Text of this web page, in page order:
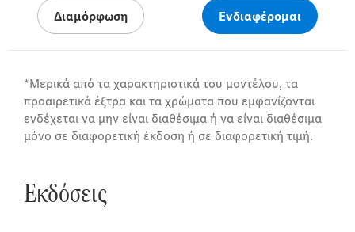
Διαμόρφωση Ενδιαφέρομαι
*Μερικά από τα χαρακτηριστικά του μοντέλου, τα
προαιρετικά έξτρα και τα χρώματα που εμφανίζονται
ενδέχεται να μην είναι διαθέσιμα ή να είναι διαθέσιμα
μόνο σε διαφορετική έκδοση ή σε διαφορετική τιμή.
Εκδόσεις